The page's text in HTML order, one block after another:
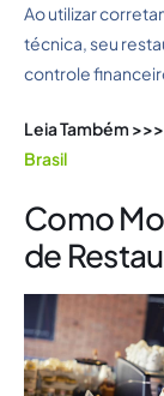
Ao utilizar
técnica, seu
controle
Leia Também >>>
Brasil
Como
de